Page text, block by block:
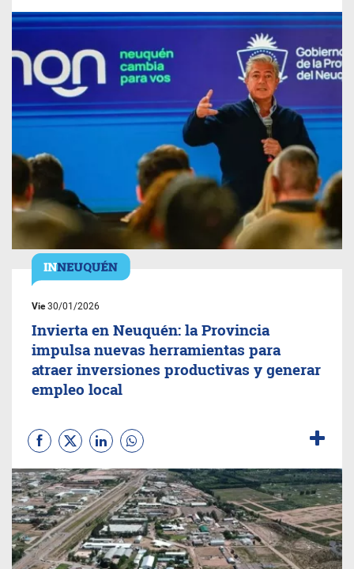
Vie30/01/2026
Invierta en Neuquén: la Provincia
impulsa nuevas herramientas para
atraer inversiones productivas y generar
empleo local